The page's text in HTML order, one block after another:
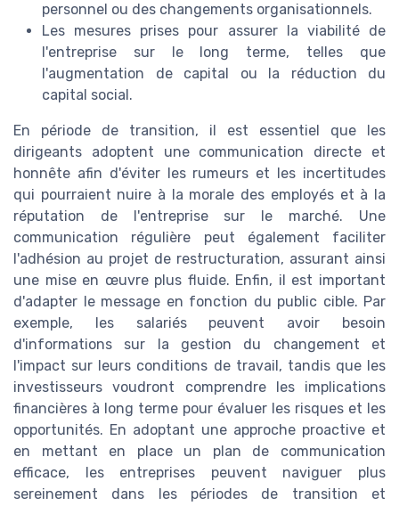
personnel ou des changements organisationnels.
Les mesures prises pour assurer la viabilité de
l'entreprise sur le long terme, telles que
l'augmentation de capital ou la réduction du
capital social.
En période de transition, il est essentiel que les
dirigeants adoptent une communication directe et
honnête afin d'éviter les rumeurs et les incertitudes
qui pourraient nuire à la morale des employés et à la
réputation de l'entreprise sur le marché. Une
communication régulière peut également faciliter
l'adhésion au projet de restructuration, assurant ainsi
une mise en œuvre plus fluide. Enfin, il est important
d'adapter le message en fonction du public cible. Par
exemple, les salariés peuvent avoir besoin
d'informations sur la gestion du changement et
l'impact sur leurs conditions de travail, tandis que les
investisseurs voudront comprendre les implications
financières à long terme pour évaluer les risques et les
opportunités. En adoptant une approche proactive et
en mettant en place un plan de communication
efficace, les entreprises peuvent naviguer plus
sereinement dans les périodes de transition et